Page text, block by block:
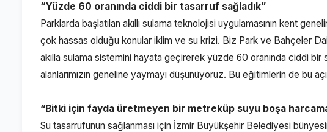
“Yüzde 60 oranında ciddi bir tasarruf sağladık”
Parklarda başlatılan akıllı sulama teknolojisi uygulamasının kent
çok hassas olduğu konular iklim ve su krizi. Biz Park ve Bahçeler
akılla sulama sistemini hayata geçirerek yüzde 60 oranında ciddi
alanlarımızın geneline yaymayı düşünüyoruz. Bu eğitimlerin de bu
“Bitki için fayda üretmeyen bir metreküp suyu boşa
Su tasarrufunun sağlanması için İzmir Büyükşehir Belediyesi